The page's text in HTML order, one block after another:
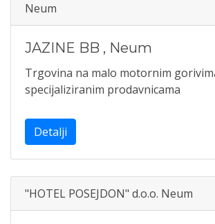
Neum
JAZINE BB , Neum
Trgovina na malo motornim
specijaliziranim prodavnicama
Detalji
"HOTEL POSEJDON" d.o.o. Neum